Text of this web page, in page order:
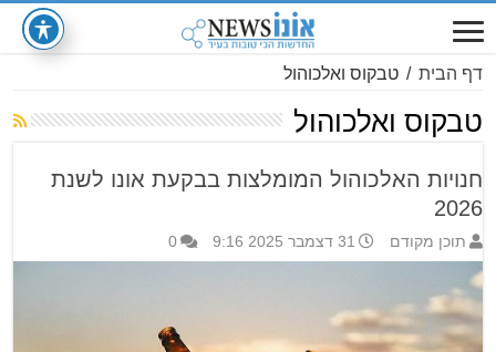
דף הבית / טבקוס ואלכוהול
טבקוס ואלכוהול
חנויות האלכוהול המומלצות בבקעת אונו לשנת
2026
תוכן מקודם 31 דצמבר 2025 9:16 0